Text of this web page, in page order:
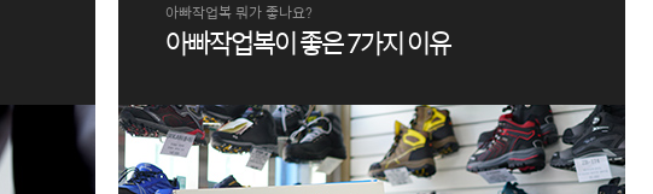
아빠작업복 뭐가 좋나요?
아빠작업복이 좋은 7가지 이유